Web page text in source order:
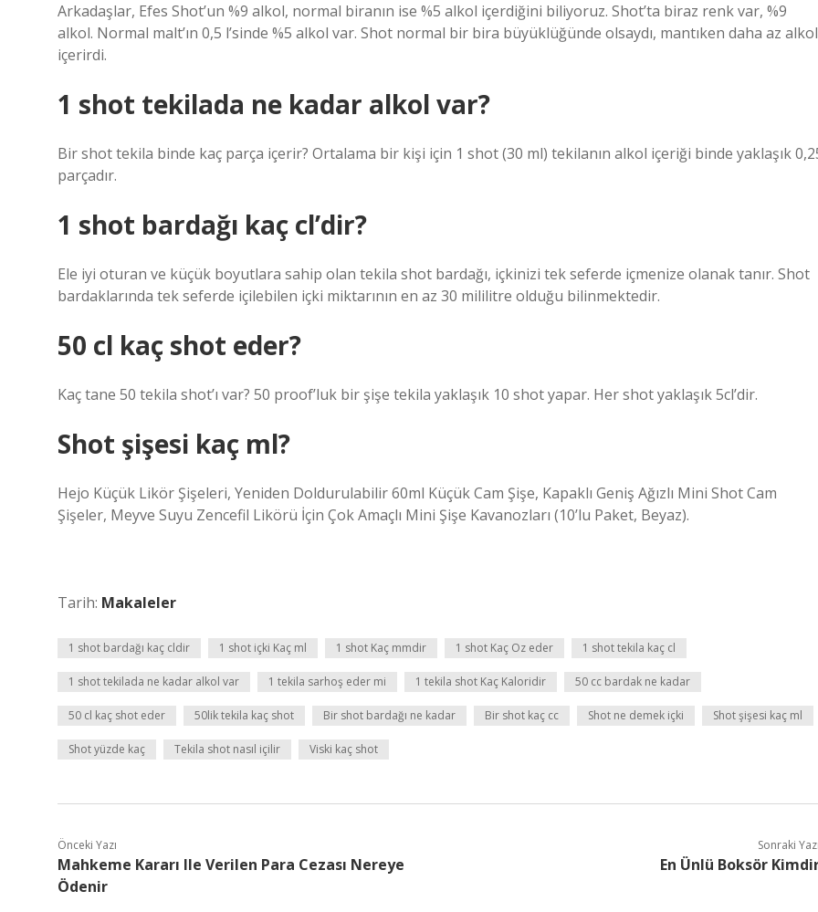
Arkadaşlar, Efes Shot’un %9 alkol, normal biranın ise %5 alkol içerdiğini biliyoruz. Shot’ta biraz renk var, %9
alkol. Normal malt’ın 0,5 l’sinde %5 alkol var. Shot normal bir bira büyüklüğünde olsaydı, mantıken daha az alkol
içerirdi.
1 shot tekilada ne kadar alkol var?
Bir shot tekila binde kaç parça içerir? Ortalama bir kişi için 1 shot (30 ml) tekilanın alkol içeriği binde yaklaşık
parçadır.
1 shot bardağı kaç cl’dir?
Ele iyi oturan ve küçük boyutlara sahip olan tekila shot bardağı, içkinizi tek seferde içmenize olanak tanır. Shot
bardaklarında tek seferde içilebilen içki miktarının en az 30 mililitre olduğu bilinmektedir.
50 cl kaç shot eder?
Kaç tane 50 tekila shot’ı var? 50 proof’luk bir şişe tekila yaklaşık 10 shot yapar. Her shot yaklaşık 5cl’dir.
Shot şişesi kaç ml?
Hejo Küçük Likör Şişeleri, Yeniden Doldurulabilir 60ml Küçük Cam Şişe, Kapaklı Geniş Ağızlı Mini Shot Cam
Şişeler, Meyve Suyu Zencefil Likörü İçin Çok Amaçlı Mini Şişe Kavanozları (10’lu Paket, Beyaz).
Tarih: Makaleler
1 shot bardağı kaç cldir 1 shot içki Kaç ml 1 shot Kaç mmdir 1 shot Kaç Oz eder 1 shot tekila kaç cl
1 shot tekilada ne kadar alkol var 1 tekila sarhoş eder mi 1 tekila shot Kaç Kaloridir 50 cc bardak ne kadar
50 cl kaç shot eder 50lik tekila kaç shot Bir shot bardağı ne kadar Bir shot kaç cc Shot ne demek içki Shot şişesi kaç ml
Shot yüzde kaç Tekila shot nasıl içilir Viski kaç shot
Önceki Yazı
Mahkeme Kararı Ile Verilen Para Cezası Nereye
Ödenir
Sonraki
En Ünlü Boksör